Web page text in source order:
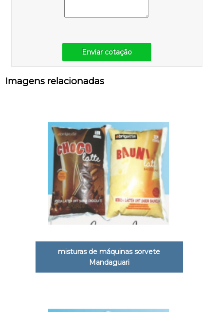
Enviar cotação
Imagens relacionadas
misturas de máquinas sorvete
Mandaguari